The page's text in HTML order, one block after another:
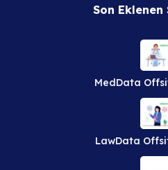
Son
MedData
LawData